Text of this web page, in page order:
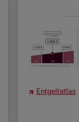
Ent­gel­t­at­las